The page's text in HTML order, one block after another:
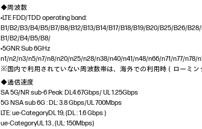
◆周波数
•LTE FDD/TDD operating band:
B1/B2/B3/B4/B5/B7/B8/B12/B13/B14/B17/B18/B19/B20/B25/B26/
B1/B2/B4/B5/B8/
•5GNR Sub 6GHz
n1/n2/n3/n5/n7/n8/n20/n25/n28/n38/n40/n41/n48/n66/n71/n77/n78/
※国内で利用されていない周波数帯は、海外での利用時（ローミン
◆通信速度
SA 5G/NR sub-6 Peak: DL4.67Gbps/ UL 1.25Gbps
5G NSA sub 6G : DL: 3.8 Gbps/UL 700Mbps
LTE: ue-CategoryDL 19, (DL : 1.6 Gbps )
ue-CategoryUL 13 , (UL: 150Mbps)